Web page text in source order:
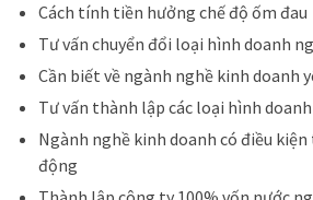
Cách tính tiền hưởng chế độ ốm đau
Tư vấn chuyển đổi loại hình doanh
Cần biết về ngành nghề kinh doanh
Tư vấn thành lập các loại hình
Ngành nghề kinh doanh có điều
động